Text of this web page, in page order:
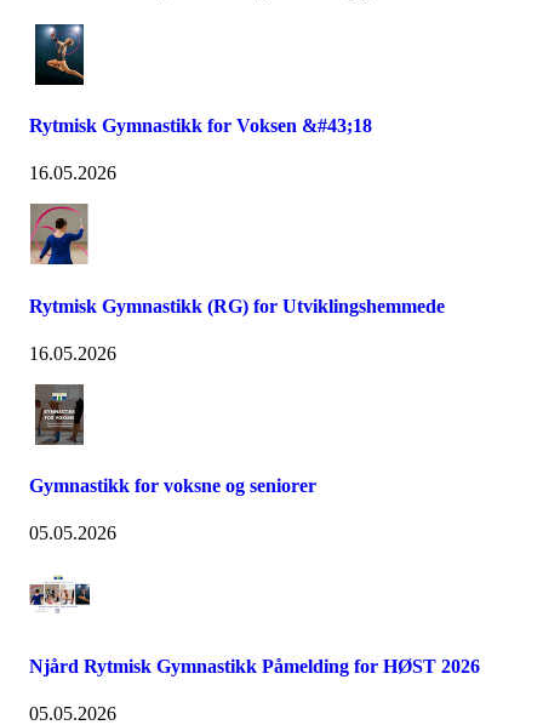
Rytmisk Gymnastikk for Voksen &#43;18
16.05.2026
Rytmisk Gymnastikk (RG) for Utviklingshemmede
16.05.2026
Gymnastikk for voksne og seniorer
05.05.2026
Njård Rytmisk Gymnastikk Påmelding for HØST 2026
05.05.2026